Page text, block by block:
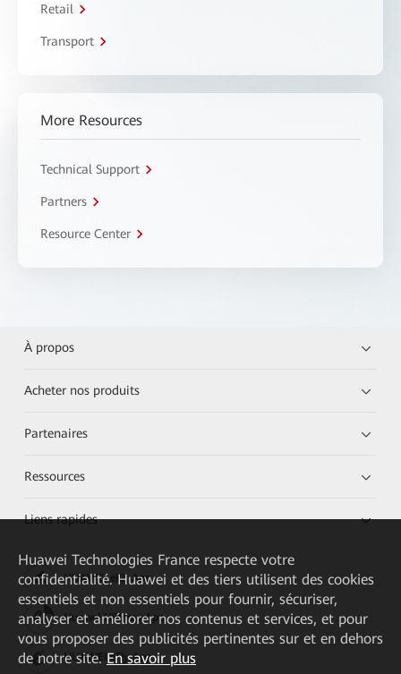
Retail
Transport
More Resources
Technical Support
Partners
Resource Center
À propos
Acheter nos produits
Partenaires
Ressources
Liens rapides
HUAWEI eKit App
Huawei HiKnow App
HUAWEI eFly App
Huawei Technologies France respecte votre
confidentialité. Huawei et des tiers utilisent des cookies
essentiels et non essentiels pour fournir, sécuriser,
analyser et améliorer nos contenus et services, et pour
vous proposer des publicités pertinentes sur et en dehors
de notre site. En savoir plus